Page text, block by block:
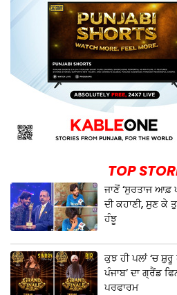
TOP
ਜਾਣੋਂ ‘ਸੁਰਤਾਜ ਆਫ਼
ਦੀ ਕਹਾਣੀ, ਸੁਣ ਕੇ
ਹੰਝੂ
ਕੁਝ ਹੀ ਪਲਾਂ ‘ਚ
ਪੰਜਾਬ’ ਦਾ ਗ੍ਰੈਂਡ
ਪਰਫਾਰਮ